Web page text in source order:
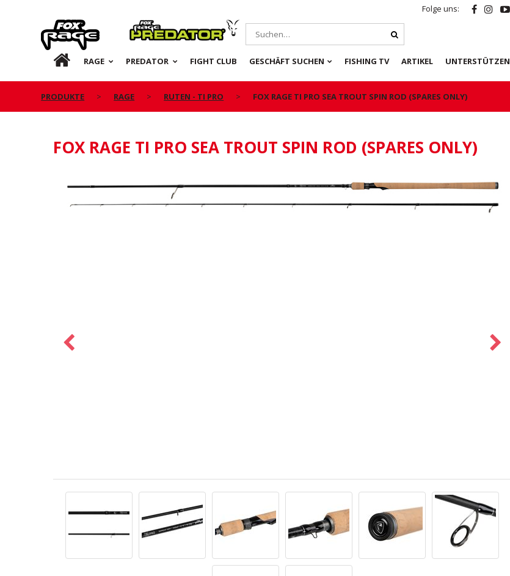
Folge uns:
Rage Predator
DE RAGE PREDATOR FIGHT CLUB GESCHÄFT SUCHEN FISHING TV ARTIKEL UNTERSTÜTZEN
PRODUKTE RAGE RUTEN - TI PRO FOX RAGE TI PRO SEA TROUT SPIN ROD (SPARES ONLY)
FOX RAGE TI PRO SEA TROUT SPIN ROD (SPARES ONLY)